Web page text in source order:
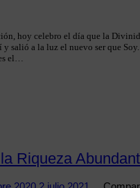
hoy celebro el día que la
y salió a la luz el nuevo ser que
el…
Riqueza